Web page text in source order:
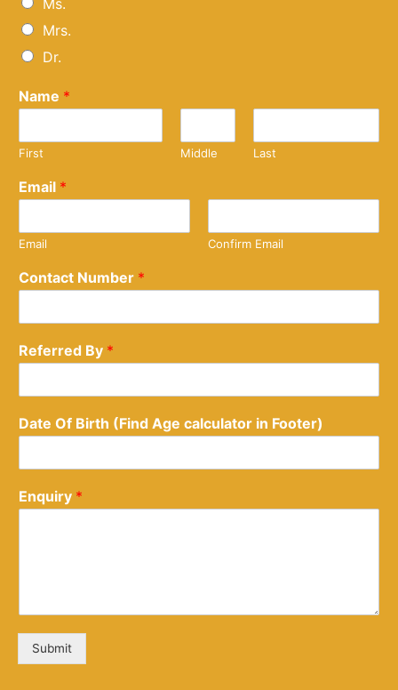
Mrs.
Dr.
Name *
First Middle Last
Email *
Email Confirm Email
Contact Number *
Referred By *
Date Of Birth (Find Age calculator in Footer)
Enquiry *
Submit